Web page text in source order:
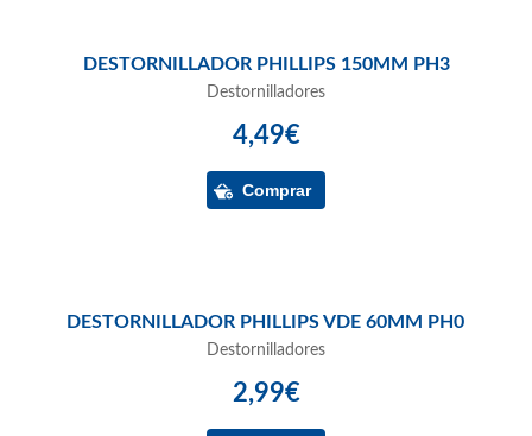
DESTORNILLADOR PHILLIPS 150MM PH3
Destornilladores
4,49€
DESTORNILLADOR PHILLIPS VDE 60MM PH0
Destornilladores
2,99€